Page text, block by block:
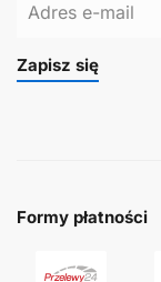
Zapisz się
Formy płatności